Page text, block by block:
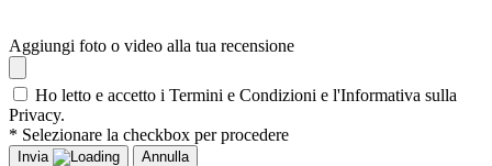
Aggiungi foto o video alla tua recensione
Ho letto e accetto i Termini e Condizioni e l'Informativa sulla
Privacy.
* Selezionare la checkbox per procedere
Invia Annulla